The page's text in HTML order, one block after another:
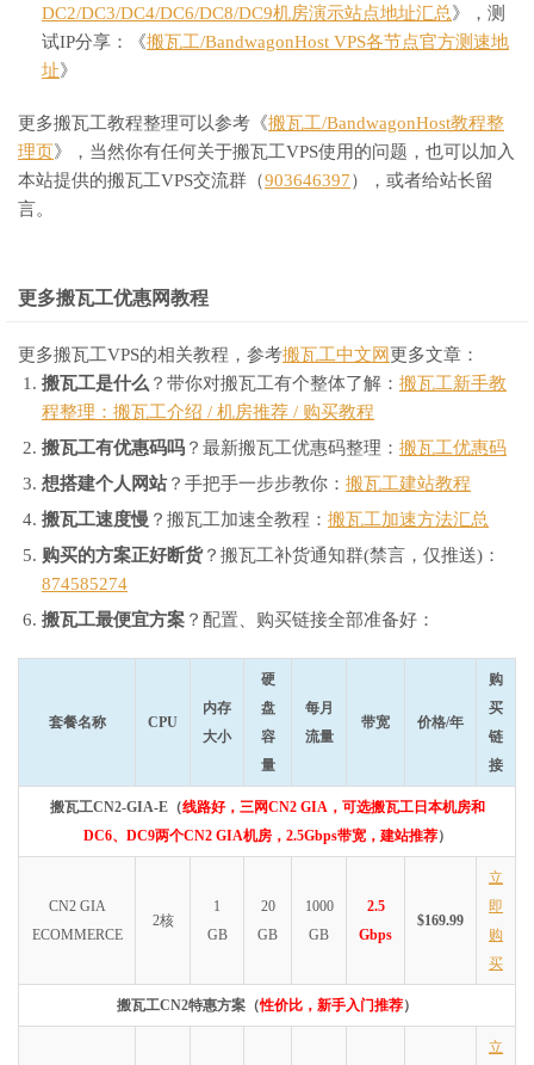
DC2/DC3/DC4/DC6/DC8/DC9机房演示站点地址汇总》，测
试IP分享：《搬瓦工/BandwagonHost VPS各节点官方测速地
址》
更多搬瓦工教程整理可以参考《搬瓦工/BandwagonHost教程整
理页》，当然你有任何关于搬瓦工VPS使用的问题，也可以加入
本站提供的搬瓦工VPS交流群（903646397），或者给站长留
言。
更多搬瓦工优惠网教程
更多搬瓦工VPS的相关教程，参考搬瓦工中文网 更多文章：
搬瓦工是什么 ？带你对搬瓦工有个整体了解： 搬瓦工新手教
程整理：搬瓦工介绍 / 机房推荐 / 购买教程
搬瓦工有优惠码吗 ？最新搬瓦工优惠码整理： 搬瓦工优惠码
想搭建个人网站？手把手一步步教你： 搬瓦工建站教程
搬瓦工速度慢 ？搬瓦工加速全教程： 搬瓦工加速方法汇总
购买的方案正好断货？搬瓦工补货通知群(禁言，仅推送)：
874585274
搬瓦工最便宜方案 ？配置、购买链接全部准备好：
套餐名称 CPU
内存
大小
硬
盘
容
量
每月
流量
带宽 价格/年
购
买
链
接
搬瓦工CN2-GIA-E（线路好，三网CN2 GIA，可选搬瓦工日本机房和
DC6、DC9两个CN2 GIA机房，2.5Gbps带宽，建站推荐）
CN2 GIA
ECOMMERCE
2核
1
GB
20
GB
1000
GB
2.5
Gbps
$169.99
立
即
购
买
搬瓦工CN2特惠方案（性价比，新手入门推荐）
立